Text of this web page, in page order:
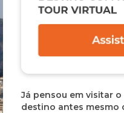
Já pensou em visitar
destino antes mesmo